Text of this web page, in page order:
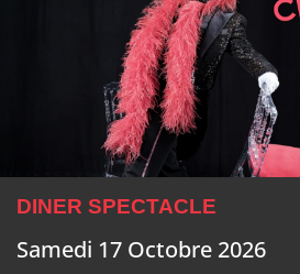
DINER SPECTACLE
Samedi 17 Octobre 2026